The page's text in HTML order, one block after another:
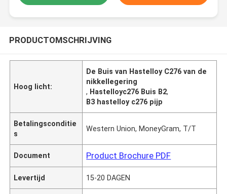
PRODUCTOMSCHRIJVING
Hoog licht:
De Buis van Hastelloy C276 van de
nikkellegering
, Hastelloyc276 Buis B2,
B3 hastelloy c276 pijp
Betalingsconditie
s
Western Union, MoneyGram, T/T
Document Product Brochure PDF
Levertijd 15-20 DAGEN